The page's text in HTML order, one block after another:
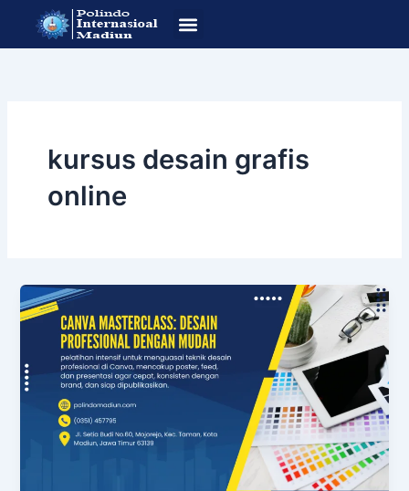
konten
kursus desain grafis
online